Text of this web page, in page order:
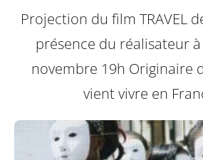
Projection du film TRAVEL
présence du réalisateur
novembre 19h Originaire
vient vivre en